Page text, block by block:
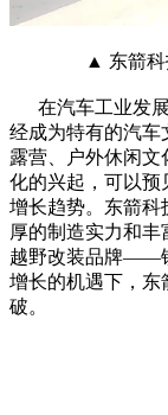
▲ 东箭科
在汽车工业发
经成为特有的汽车
露营、户外休闲文
化的兴起，可以预
增长趋势。东箭科
厚的制造实力和
越野改装品牌——
增长的机遇下，东
破。